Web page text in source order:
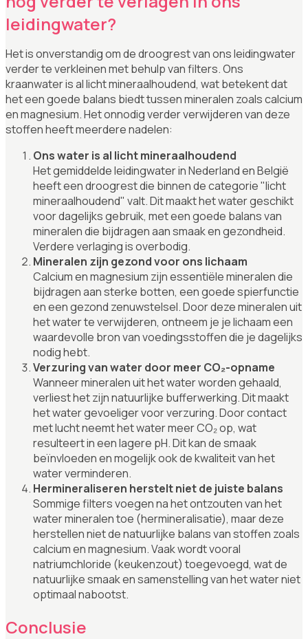
leidingwater?
Het is onverstandig om de droogrest van ons leidingwater
verder te verkleinen met behulp van filters. Ons
kraanwater is al licht mineraalhoudend, wat betekent dat
het een goede balans biedt tussen mineralen zoals calcium
en magnesium. Het onnodig verder verwijderen van deze
stoffen heeft meerdere nadelen:
Ons water is al licht mineraalhoudend
Het gemiddelde leidingwater in Nederland en België
heeft een droogrest die binnen de categorie "licht
mineraalhoudend" valt. Dit maakt het water geschikt
voor dagelijks gebruik, met een goede balans van
mineralen die bijdragen aan smaak en gezondheid.
Verdere verlaging is overbodig.
Mineralen zijn gezond voor ons lichaam
Calcium en magnesium zijn essentiële mineralen die
bijdragen aan sterke botten, een goede spierfunctie
en een gezond zenuwstelsel. Door deze mineralen uit
het water te verwijderen, ontneem je je lichaam een
waardevolle bron van voedingsstoffen die je dagelijks
nodig hebt.
Verzuring van water door meer CO₂-opname
Wanneer mineralen uit het water worden gehaald,
verliest het zijn natuurlijke bufferwerking. Dit maakt
het water gevoeliger voor verzuring. Door contact
met lucht neemt het water meer CO₂ op, wat
resulteert in een lagere pH. Dit kan de smaak
beïnvloeden en mogelijk ook de kwaliteit van het
water verminderen.
Hermineraliseren herstelt niet de juiste balans
Sommige filters voegen na het ontzouten van het
water mineralen toe (hermineralisatie), maar deze
herstellen niet de natuurlijke balans van stoffen zoals
calcium en magnesium. Vaak wordt vooral
natriumchloride (keukenzout) toegevoegd, wat de
natuurlijke smaak en samenstelling van het water niet
optimaal nabootst.
Conclusie